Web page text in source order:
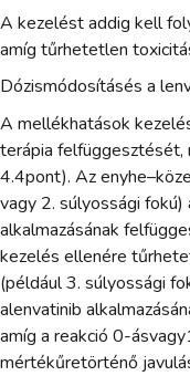
A kezelést addig kell
amíg tűrhetetlen
Dózismódosításés a
A mellékhatások
terápia
4.4pont). Az
vagy 2. súlyossági
alkalmazásának
kezelés ellenére
(például 3. súlyossági
alenvatinib
amíg a reakció 0-
mértékűretörténő